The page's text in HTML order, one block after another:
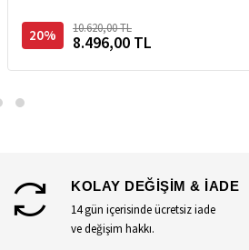
20% 10.620,00 TL
8.496,00 TL
KOLAY DEĞİŞİM & İADE
14 gün içerisinde ücretsiz iade
ve değişim hakkı.